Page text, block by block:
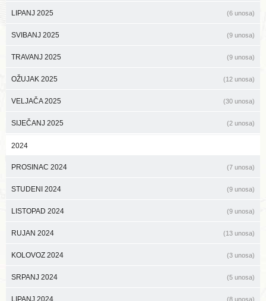
LIPANJ 2025 (6 unosa)
SVIBANJ 2025 (9 unosa)
TRAVANJ 2025 (9 unosa)
OŽUJAK 2025 (12 unosa)
VELJAČA 2025 (30 unosa)
SIJEČANJ 2025 (2 unosa)
2024
PROSINAC 2024 (7 unosa)
STUDENI 2024 (9 unosa)
LISTOPAD 2024 (9 unosa)
RUJAN 2024 (13 unosa)
KOLOVOZ 2024 (3 unosa)
SRPANJ 2024 (5 unosa)
LIPANJ 2024 (8 unosa)